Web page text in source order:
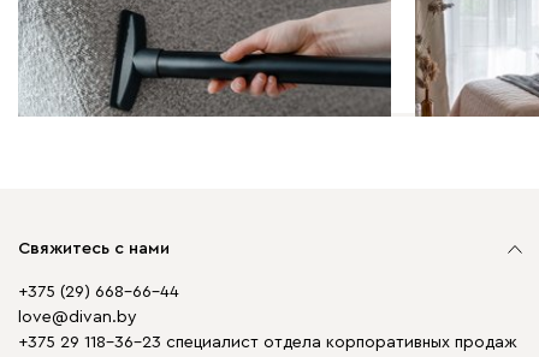
домашних условиях:
отмываем тканевую обивку
Диван.ру
ставшие
Свяжитесь с нами
+375 (29) 668-66-44
love@divan.by
+375 29 118-36-23 специалист отдела корпоративных продаж